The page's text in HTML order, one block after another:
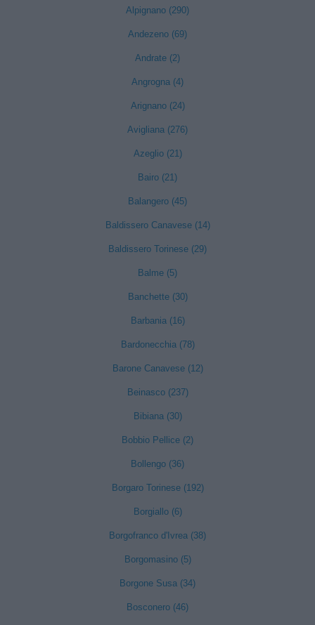
Alpignano (290)
Andezeno (69)
Andrate (2)
Angrogna (4)
Arignano (24)
Avigliana (276)
Azeglio (21)
Bairo (21)
Balangero (45)
Baldissero Canavese (14)
Baldissero Torinese (29)
Balme (5)
Banchette (30)
Barbania (16)
Bardonecchia (78)
Barone Canavese (12)
Beinasco (237)
Bibiana (30)
Bobbio Pellice (2)
Bollengo (36)
Borgaro Torinese (192)
Borgiallo (6)
Borgofranco d'Ivrea (38)
Borgomasino (5)
Borgone Susa (34)
Bosconero (46)